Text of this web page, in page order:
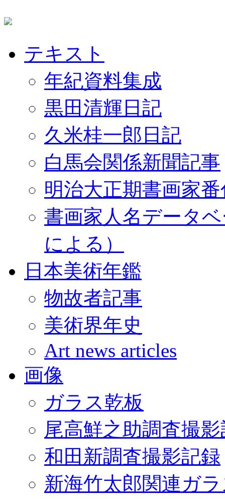
テキスト
年紀資料集成
黒田清輝日記
久米桂一郎日記
白馬会関係新聞記事
明治大正期書画家
書画家人名データ
による）
日本美術年鑑
物故者記事
美術界年史
Art news articles
画像
ガラス乾板
尾高鮮之助調査撮
和田新調査撮影記録
新海竹太郎関連ガ